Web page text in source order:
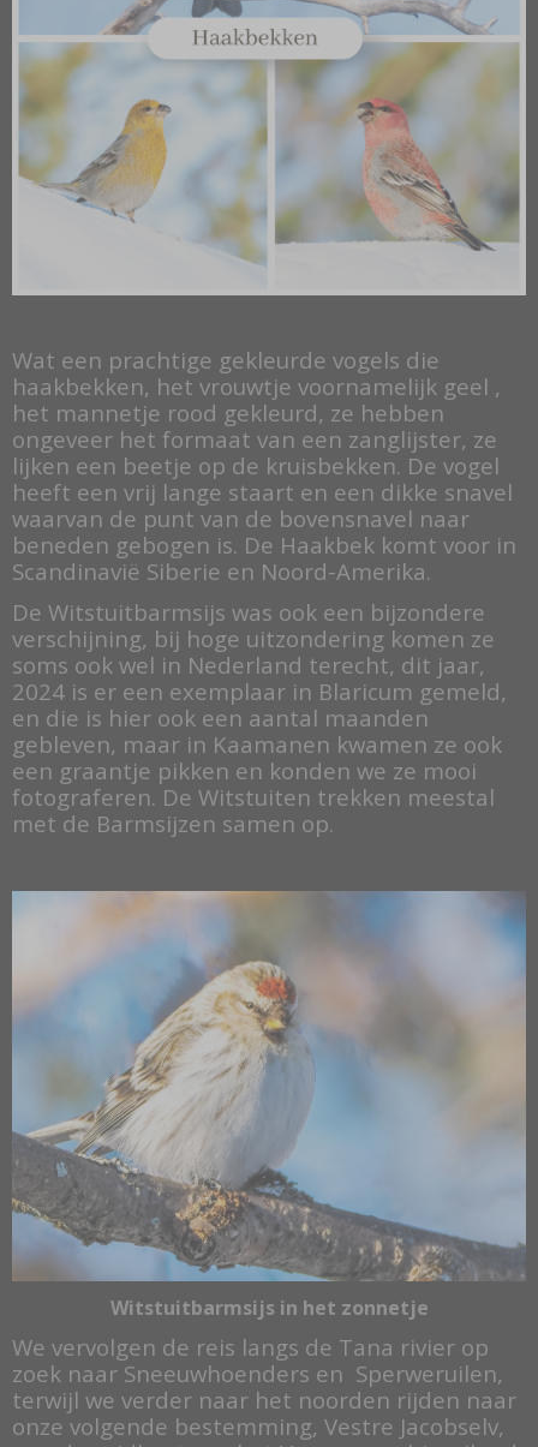
Wat een prachtige gekleurde vogels die
haakbekken, het vrouwtje voornamelijk geel ,
het mannetje rood gekleurd, ze hebben
ongeveer het formaat van een zanglijster, ze
lijken een beetje op de kruisbekken. De vogel
heeft een vrij lange staart en een dikke snavel
waarvan de punt van de bovensnavel naar
beneden gebogen is. De Haakbek komt voor in
Scandinavië Siberie en Noord-Amerika.
De Witstuitbarmsijs was ook een bijzondere
verschijning, bij hoge uitzondering komen ze
soms ook wel in Nederland terecht, dit jaar,
2024 is er een exemplaar in Blaricum gemeld,
en die is hier ook een aantal maanden
gebleven, maar in Kaamanen kwamen ze ook
een graantje pikken en konden we ze mooi
fotograferen. De Witstuiten trekken meestal
met de Barmsijzen samen op.
Witstuitbarmsijs in het zonnetje
We vervolgen de reis langs de Tana rivier op
zoek naar Sneeuwhoenders en Sperweruilen,
terwijl we verder naar het noorden rijden naar
onze volgende bestemming, Vestre Jacobselv,